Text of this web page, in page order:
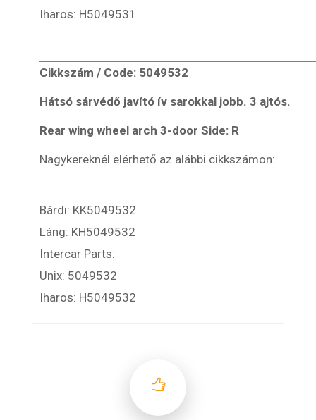
Iharos: H5049531
Cikkszám / Code: 5049532
Hátsó sárvédő javító ív sarokkal jobb. 3 ajtós.
Rear wing wheel arch 3-door Side: R
Nagykereknél elérhető az alábbi cikkszámon:
Bárdi: KK5049532
Láng: KH5049532
Intercar Parts:
Unix: 5049532
Iharos: H5049532